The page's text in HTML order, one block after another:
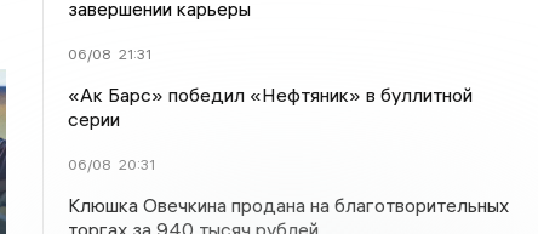
завершении карьеры
06/08 21:31
«Ак Барс» победил «Нефтяник» в буллитной
серии
06/08 20:31
Клюшка Овечкина продана на благотворительных
торгах за 940 тысяч рублей